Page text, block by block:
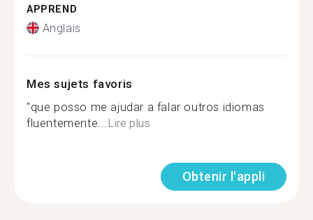
APPREND
Anglais
Mes sujets favoris
"que posso me ajudar a falar outros idiomas
fluentemente... Lire plus
Obtenir l'appli